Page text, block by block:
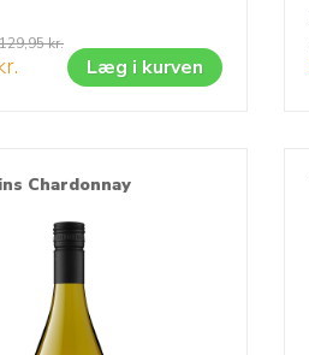
129,95kr.
Læg i kurven
Chardonnay